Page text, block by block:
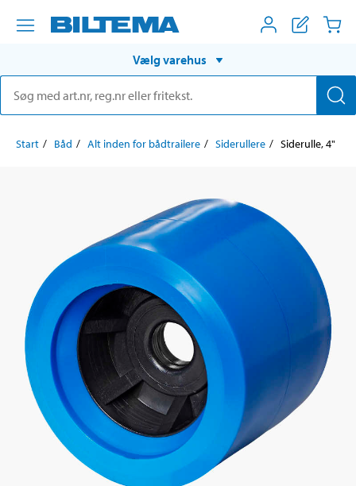
Vælg varehus
Start Båd Alt inden for bådtrailere Siderullere Siderulle, 4"